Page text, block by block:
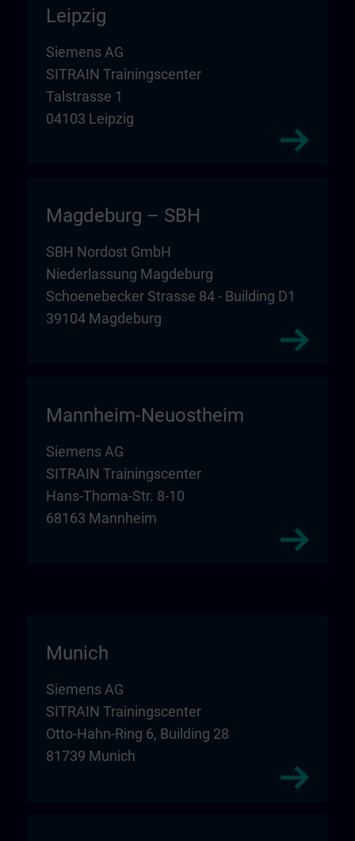
Leipzig
Siemens AG
SITRAIN Trainingscenter
Talstrasse 1
04103 Leipzig
Magdeburg – SBH
SBH Nordost GmbH
Niederlassung Magdeburg
Schoenebecker Strasse 84 - Building D1
39104 Magdeburg
Mannheim-Neuostheim
Siemens AG
SITRAIN Trainingscenter
Hans-Thoma-Str. 8-10
68163 Mannheim
Munich
Siemens AG
SITRAIN Trainingscenter
Otto-Hahn-Ring 6, Building 28
81739 Munich